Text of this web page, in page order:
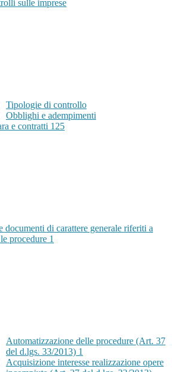
sulle imprese
Tipologie di controllo
Obblighi e adempimenti
e contratti 125
documenti di carattere generale riferiti a
procedure 1
Automatizzazione delle procedure (Art. 37
del d.lgs. 33/2013) 1
Acquisizione interesse realizzazione opere